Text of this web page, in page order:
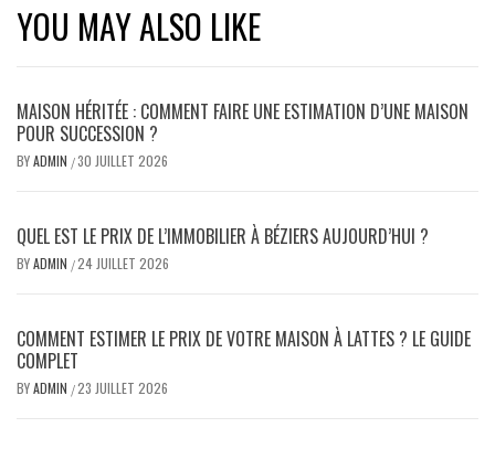
YOU MAY ALSO LIKE
MAISON HÉRITÉE : COMMENT FAIRE UNE ESTIMATION D’UNE MAISON
POUR SUCCESSION ?
BYADMIN /30 JUILLET 2026
QUEL EST LE PRIX DE L’IMMOBILIER À BÉZIERS AUJOURD’HUI ?
BYADMIN /24 JUILLET 2026
COMMENT ESTIMER LE PRIX DE VOTRE MAISON À LATTES ? LE GUIDE
COMPLET
BYADMIN /23 JUILLET 2026